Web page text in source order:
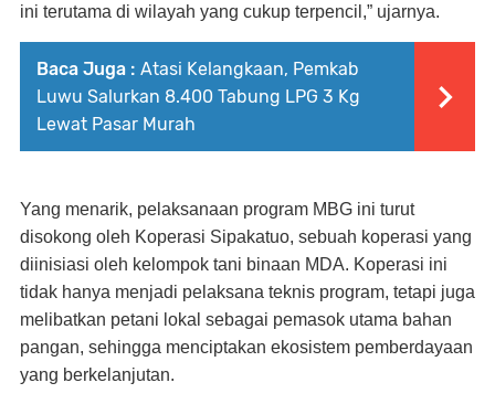
ini terutama di wilayah yang cukup terpencil,” ujarnya.
Baca Juga : Atasi Kelangkaan, Pemkab
Luwu Salurkan 8.400 Tabung LPG 3 Kg
Lewat Pasar Murah
Yang menarik, pelaksanaan program MBG ini turut
disokong oleh Koperasi Sipakatuo, sebuah koperasi yang
diinisiasi oleh kelompok tani binaan MDA. Koperasi ini
tidak hanya menjadi pelaksana teknis program, tetapi juga
melibatkan petani lokal sebagai pemasok utama bahan
pangan, sehingga menciptakan ekosistem pemberdayaan
yang berkelanjutan.